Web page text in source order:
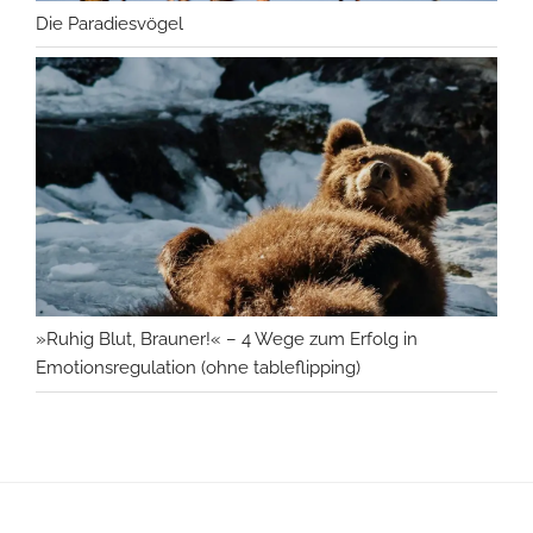
Die Paradiesvögel
»Ruhig Blut, Brauner!« – 4 Wege zum Erfolg in
Emotionsregulation (ohne tableflipping)